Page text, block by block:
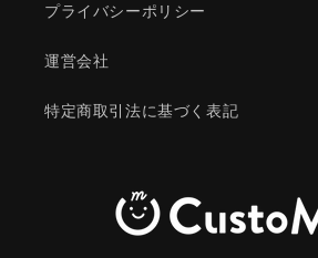
プライバシーポリシー
運営会社
特定商取引法に基づく表記